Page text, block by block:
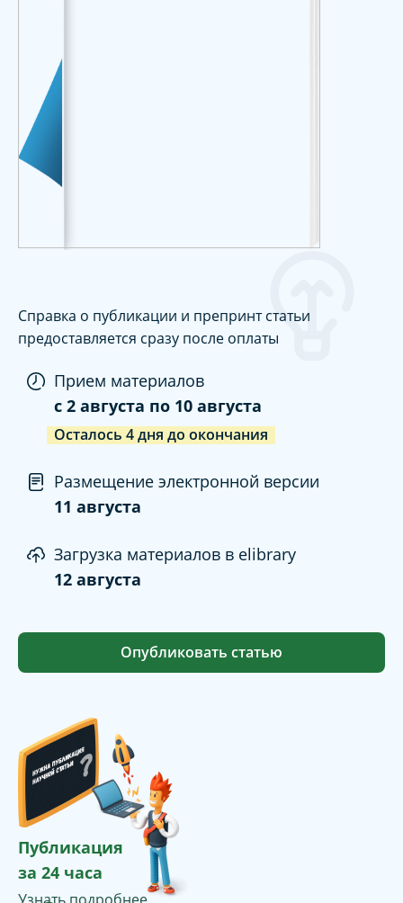
Справка о публикации и препринт статьи
предоставляется сразу после оплаты
Прием материалов
c 2 августа по 10 августа
Осталось 4дня до окончания
Размещение электронной версии
11 августа
Загрузка материалов в elibrary
12 августа
Опубликовать статью
Публикация
за 24 часа